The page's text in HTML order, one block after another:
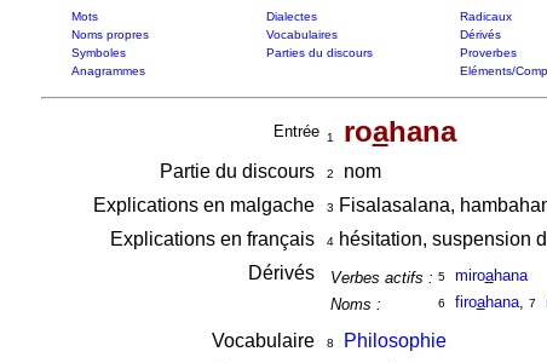
Mots Dialectes Radicaux
Noms propres
Vocabulaires Dérivés
Symboles
Parties du discours Proverbes
Anagrammes
Eléments/
Entrée 1 roahana
Partie du discours 2
nom
Explications en malgache
3 Fisalasalana,
Explications en français 4hésitation, suspension
Dérivés Verbes actifs : 5 miroahana
Noms :
6 firoahana, 7
Vocabulaire 8
Philosophie